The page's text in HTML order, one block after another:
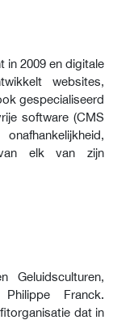
in 2009 en digitale
websites,
gespecialiseerd
software (CMS
van elk van zijn
Geluidsculturen,
Franck.
dat in